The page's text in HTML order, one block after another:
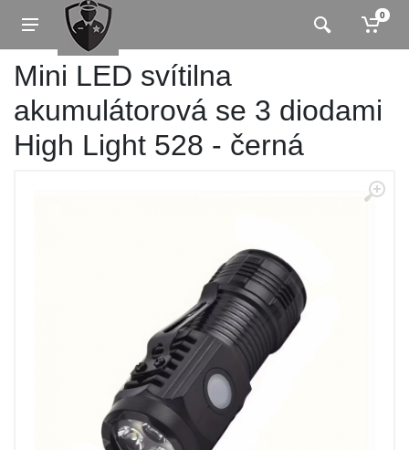
0
Mini LED svítilna
akumulátorová se 3 diodami
High Light 528 - černá